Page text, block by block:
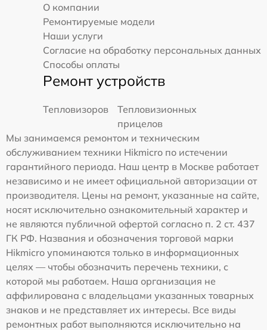
О компании
Ремонтируемые модели
Наши услуги
Согласие на обработку персональных данных
Способы оплаты
Ремонт устройств
Тепловизоров
Тепловизионных
прицелов
Мы занимаемся ремонтом и техническим
обслуживанием техники Hikmicro по истечении
гарантийного периода. Наш центр в Москве работает
независимо и не имеет официальной авторизации от
производителя. Цены на ремонт, указанные на сайте,
носят исключительно ознакомительный характер и
не являются публичной офертой согласно п. 2 ст. 437
ГК РФ. Названия и обозначения торговой марки
Hikmicro упоминаются только в информационных
целях — чтобы обозначить перечень техники, с
которой мы работаем. Наша организация не
аффилирована с владельцами указанных товарных
знаков и не представляет их интересы. Все виды
ремонтных работ выполняются исключительно на